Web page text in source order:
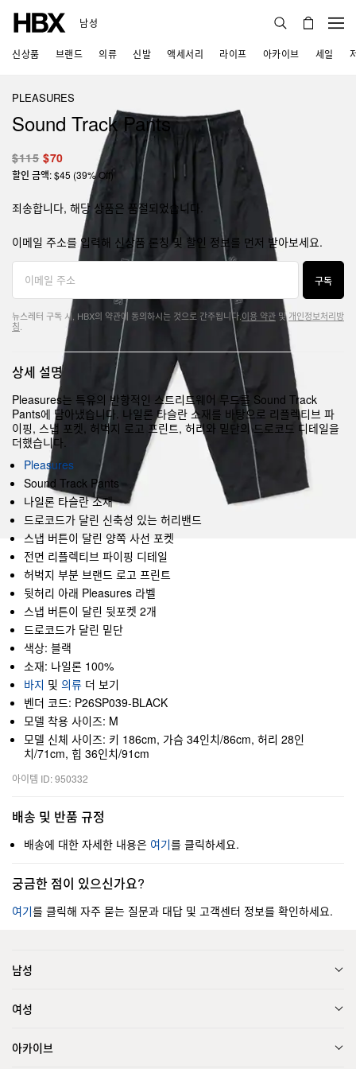
남성
신상품 브랜드 의류 신발 액세서리 라이프 아카이브 세일
PLEASURES
Sound Track Pants
$115 $70
할인 금액: $45 (39% Off)
죄송합니다, 해당 상품은 품절되었습니다.
이메일 주소를 입력해 신상품 론칭 및 할인 정보를 먼저 받아보세요.
구독
뉴스레터 구독 시, HBX의 약관에 동의하시는 것으로 간주됩니다.이용 약관 및개인정보처리방
침
상세 설명
Pleasures는 특유의 반항적인 스트리트웨어 무드를 Sound Track
Pants에 담아냈습니다. 나일론 타슬란 소재를 바탕으로 리플렉티브 파
이핑, 스냅 포켓, 허벅지 로고 프린트, 허리와 밑단의 드로코드 디테일을
더했습니다.
Pleasures
Sound Track Pants
나일론 타슬란 소재
드로코드가 달린 신축성 있는 허리밴드
스냅 버튼이 달린 양쪽 사선 포켓
전면 리플렉티브 파이핑 디테일
허벅지 부분 브랜드 로고 프린트
뒷허리 아래 Pleasures 라벨
스냅 버튼이 달린 뒷포켓 2개
드로코드가 달린 밑단
색상: 블랙
소재: 나일론 100%
바지 및 의류 더 보기
벤더 코드: P26SP039-BLACK
모델 착용 사이즈: M
모델 신체 사이즈: 키 186cm, 가슴 34인치/86cm, 허리 28인
치/71cm, 힙 36인치/91cm
아이템 ID: 950332
배송 및 반품 규정
배송에 대한 자세한 내용은 여기를 클릭하세요.
궁금한 점이 있으신가요?
여기를 클릭해 자주 묻는 질문과 대답 및 고객센터 정보를 확인하세요.
남성
여성
아카이브